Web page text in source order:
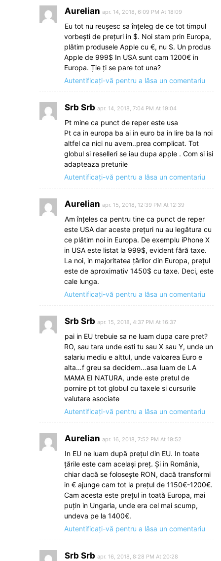
Aurelian apr. 14, 2018, 6:09 PM At 18:09
Eu tot nu reușesc sa înțeleg de ce tot timpul
vorbești de prețuri in $. Noi stam prin Europa,
plătim produsele Apple cu €, nu $. Un produs
Apple de 999$ In USA sunt cam 1200€ in
Europa. Ție ți se pare tot una?
Autentificați-vă pentru a lăsa un comentariu
Srb Srb apr. 14, 2018, 7:04 PM At 19:04
Pt mine ca punct de reper este usa
Pt ca in europa ba ai in euro ba in lire ba la noi
altfel ca nici nu avem..prea complicat. Tot
globul si reselleri se iau dupa apple . Com si isi
adapteaza preturile
Autentificați-vă pentru a lăsa un comentariu
Aurelian apr. 15, 2018, 12:39 PM At 12:39
Am înțeles ca pentru tine ca punct de reper
este USA dar aceste prețuri nu au legătura cu
ce plătim noi in Europa. De exemplu iPhone X
in USA este listat la 999$, evident fără taxe.
La noi, in majoritatea țărilor din Europa, prețul
este de aproximativ 1450$ cu taxe. Deci, este
cale lunga.
Autentificați-vă pentru a lăsa un comentariu
Srb Srb apr. 15, 2018, 4:37 PM At 16:37
pai in EU trebuie sa ne luam dupa care pret?
RO, sau tara unde esti tu sau X sau Y, unde un
salariu mediu e alttul, unde valoarea Euro e
alta…f greu sa decidem…asa luam de LA
MAMA EI NATURA, unde este pretul de
pornire pt tot globul cu taxele si cursurile
valutare asociate
Autentificați-vă pentru a lăsa un comentariu
Aurelian apr. 16, 2018, 7:52 PM At 19:52
In EU ne luam după prețul din EU. In toate
țările este cam același preț. Și in România,
chiar dacă se folosește RON, dacă transformi
in € ajunge cam tot la prețul de 1150€-1200€.
Cam acesta este prețul in toată Europa, mai
puțin in Ungaria, unde era cel mai scump,
undeva pe la 1400€.
Autentificați-vă pentru a lăsa un comentariu
Srb Srb apr. 16, 2018, 8:28 PM At 20:28